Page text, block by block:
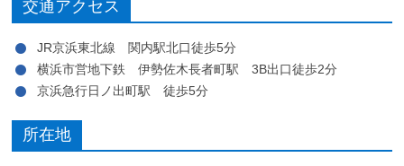
交通アクセス
JR京浜東北線 関内駅北口徒歩5分
横浜市営地下鉄 伊勢佐木長者町駅 3B出口徒歩2分
京浜急行日ノ出町駅 徒歩5分
所在地